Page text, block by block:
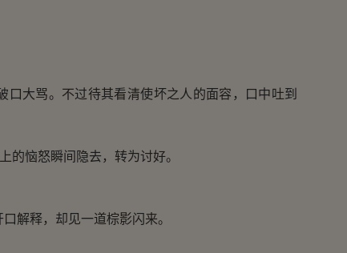
大骂。不过待其看清使坏之人的面容，口中吐到
恼怒瞬间隐去，转为讨好。
释，却见一道棕影闪来。